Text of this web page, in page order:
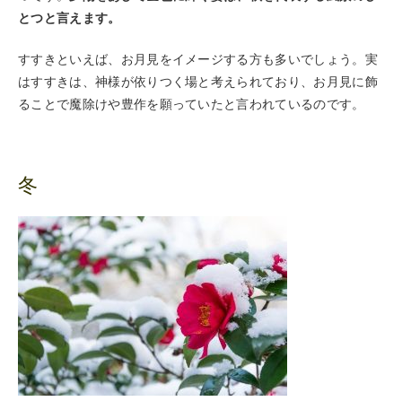
とつと言えます。
すすきといえば、お月見をイメージする方も多いでしょう。実
はすすきは、神様が依りつく場と考えられており、お月見に飾
ることで魔除けや豊作を願っていたと言われているのです。
冬